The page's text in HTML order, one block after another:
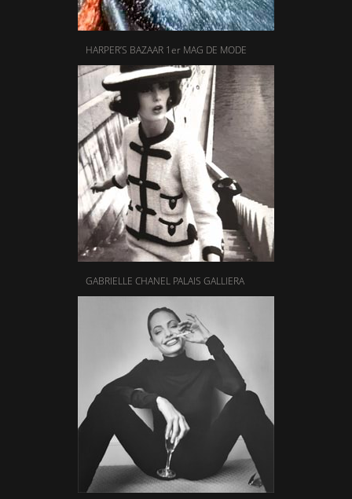
HARPER’S BAZAAR 1er MAG DE MODE
GABRIELLE CHANEL PALAIS GALLIERA